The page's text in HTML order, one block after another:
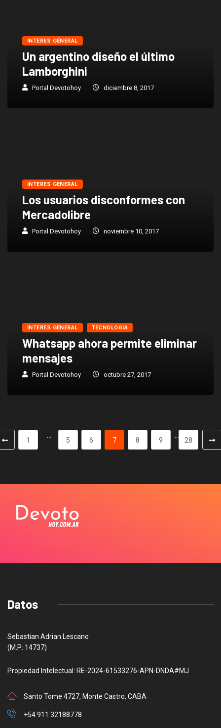
INTERES GENERAL
Un argentino diseño el último
Lamborghini
Portal Devotohoy diciembre 8, 2017
INTERES GENERAL
Los usuarios disconformes con
Mercadolibre
Portal Devotohoy noviembre 10, 2017
INTERES GENERAL TECNOLOGIA
Whatsapp ahora permite eliminar
mensajes
Portal Devotohoy octubre 27, 2017
1 5 6 7 8 9 28
Datos
Sebastian Adrian Lescano
(M.P: 14737)
Propiedad Intelectual: RE-2024-61533276-APN-DNDA#MJ
Santo Tome 4727, Monte Castro, CABA
+54 911 32188778